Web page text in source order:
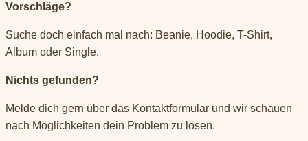
Vorschläge?
Suche doch einfach mal nach: Beanie, Hoodie, T-Shirt,
Album oder Single.
Nichts gefunden?
Melde dich gern über das Kontaktformular und wir schauen
nach Möglichkeiten dein Problem zu lösen.